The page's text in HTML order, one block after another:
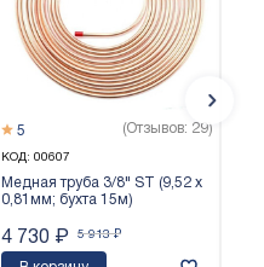
КОД: 00607
Медная труба 3/8" ST (9,52 х
0,81мм; бухта 15м)
(Отзывов: 29)
5
5 913 ₽
4 730 ₽